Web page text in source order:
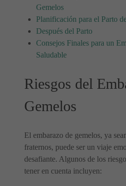
Gemelos
Planificación para el Parto
Después del Parto
Consejos Finales para un
Saludable
Riesgos del
Gemelos
El embarazo de gemelos, ya
fraternos, puede ser un viaje
desafiante. Algunos de los
tener en cuenta incluyen: